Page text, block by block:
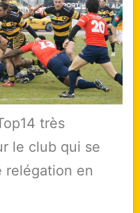
très
le club qui se
relégation en